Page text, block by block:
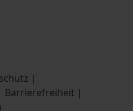
|
Barrierefreiheit |